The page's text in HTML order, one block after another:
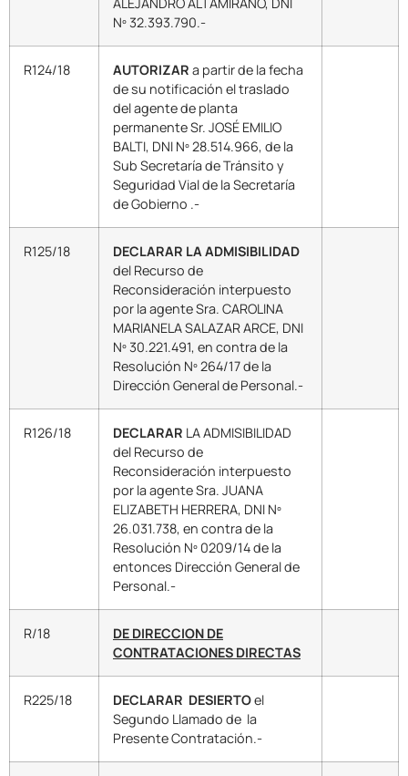
Nº 32.393.790.-
R124/18 AUTORIZAR a partir de la fecha
de su notificación el traslado
del agente de planta
permanente Sr. JOSÉ EMILIO
BALTI, DNI Nº 28.514.966, de la
Sub Secretaría de Tránsito y
Seguridad Vial de la Secretaría
de Gobierno .-
R125/18
DECLARAR LA ADMISIBILIDAD
del Recurso de
Reconsideración interpuesto
por la agente Sra. CAROLINA
MARIANELA SALAZAR ARCE, DNI
Nº 30.221.491, en contra de la
Resolución Nº 264/17 de la
Dirección General de Personal.-
R126/18 DECLARAR LA ADMISIBILIDAD
del Recurso de
Reconsideración interpuesto
por la agente Sra. JUANA
ELIZABETH HERRERA, DNI Nº
26.031.738, en contra de la
Resolución Nº 0209/14 de la
entonces Dirección General de
Personal.-
R/18
DE DIRECCION DE
CONTRATACIONES DIRECTAS
R225/18 DECLARAR DESIERTOel
Segundo Llamado de la
Presente Contratación.-